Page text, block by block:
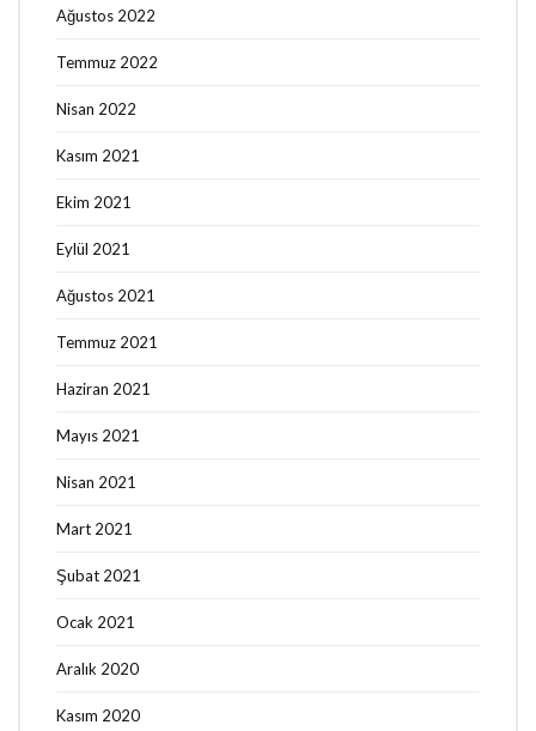
Ağustos 2022
Temmuz 2022
Nisan 2022
Kasım 2021
Ekim 2021
Eylül 2021
Ağustos 2021
Temmuz 2021
Haziran 2021
Mayıs 2021
Nisan 2021
Mart 2021
Şubat 2021
Ocak 2021
Aralık 2020
Kasım 2020